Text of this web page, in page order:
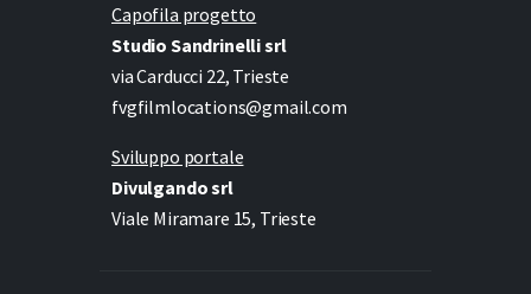
Capofila progetto
Studio Sandrinelli srl
via Carducci 22, Trieste
fvgfilmlocations@gmail.com
Sviluppo portale
Divulgando srl
Viale Miramare 15, Trieste